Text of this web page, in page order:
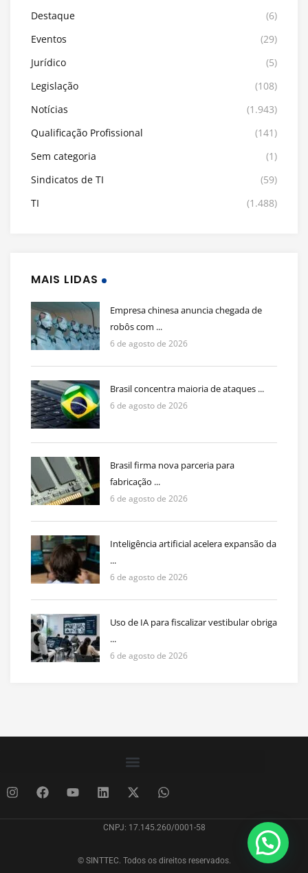
Destaque
(6)
Eventos
(29)
Jurídico
(5)
Legislação
(108)
Notícias
(1.943)
Qualificação Profissional
(141)
Sem categoria
(1)
Sindicatos de TI
(59)
TI
(1.488)
MAIS LIDAS
Empresa chinesa anuncia chegada de
robôs com ...
6 de agosto de 2026
Brasil concentra maioria de ataques ...
6 de agosto de 2026
Brasil firma nova parceria para
fabricação ...
6 de agosto de 2026
Inteligência artificial acelera expansão da
...
6 de agosto de 2026
Uso de IA para fiscalizar vestibular obriga
...
6 de agosto de 2026
CNPJ: 17.145.260/0001-58
© SINTTEC. Todos os direitos reservados.